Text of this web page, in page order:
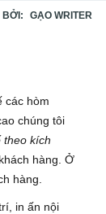
BỞI: GẠO WRITER
các hòm
chúng tôi
theo kích
hàng. Ở
hàng.
in ấn nội